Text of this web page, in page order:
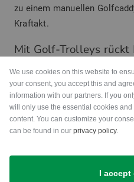
zu einem manuellen
Kraftakt.
Mit Golf-Trolleys rückt
den Vordergrund
Zusätzlich erlauben Ihnen
Erweiterungsmöglichkeiten
Ihr Golfbag über das Grün zu
von Golfhouse finden, wird
Golfalltag. Schirmhalter für
We use cookies on this website to
your consent, you accept this and
information with our partners. If you
will only use the essential cookies
content. You can customize your
can be found in our privacy policy.
I accept